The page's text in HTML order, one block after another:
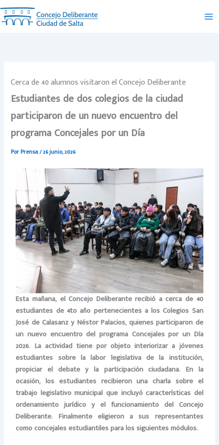
Ir
al
contenido
Cerca de 40 alumnos visitaron el Concejo Deliberante
Estudiantes de dos colegios de la ciudad
participaron de un nuevo encuentro del
programa Concejales por un Día
PorPrensa/26 junio, 2026
Esta mañana, el Concejo Deliberante recibió a cerca de 40
estudiantes de 4to año pertenecientes a los Colegios San
José de Calasanz y Néstor Palacios, quienes participaron de
un nuevo encuentro del programa Concejales por un Día
2026. La actividad tiene por objeto interiorizar a jóvenes
estudiantes sobre la labor legislativa de la institución,
propiciar el debate y la participación ciudadana. En la
ocasión, los estudiantes recibieron una charla sobre el
trabajo legislativo municipal que incluyó características del
ordenamiento jurídico y el funcionamiento del Concejo
Deliberante. Finalmente eligieron a sus representantes
como concejales estudiantiles para los siguientes módulos.